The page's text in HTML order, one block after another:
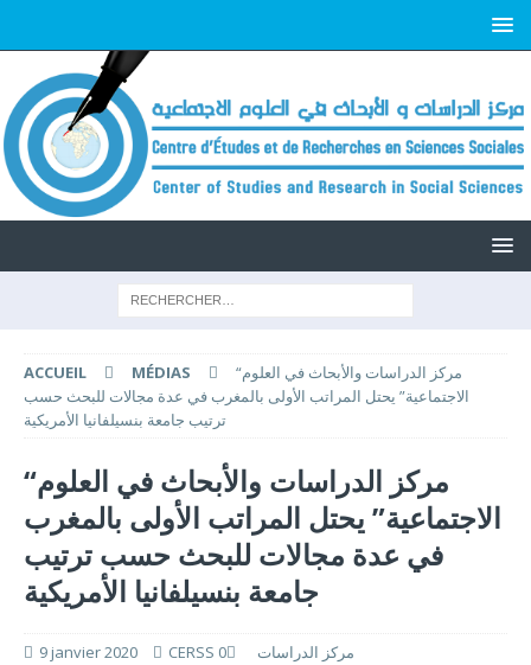
ACCUEIL MÉDIAS
“مركز الدراسات والأبحاث في العلوم
الاجتماعية” يحتل المراتب الأولى بالمغرب في عدة مجالات للبحث حسب
ترتيب جامعة بنسيلفانيا الأمريكية
“مركز الدراسات والأبحاث في العلوم
الاجتماعية” يحتل المراتب الأولى بالمغرب
في عدة مجالات للبحث حسب ترتيب
جامعة بنسيلفانيا الأمريكية
9 janvier 2020 CERSS مركز الدراسات 0